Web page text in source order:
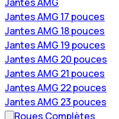
Jantes AMG 17 pouces
Jantes AMG 18 pouces
Jantes AMG 19 pouces
Jantes AMG 20 pouces
Jantes AMG 21 pouces
Jantes AMG 22 pouces
Jantes AMG 23 pouces
Roues Complètes